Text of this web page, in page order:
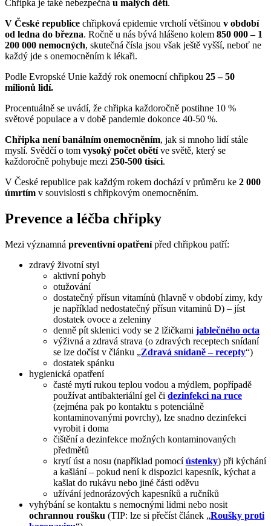
Chřipka je také nebezpečná u malých dětí.
V České republice chřipková epidemie vrcholí většinou v období
od ledna do března. Ročně u nás bývá hlášeno kolem 850 000 – 1
200 000 nemocných, skutečná čísla jsou však ještě vyšší, neboť ne
každý jde s onemocněním k lékaři.
Podle Evropské Unie každý rok onemocní chřipkou 25 – 50
milionů lidí.
Procentuálně se uvádí, že chřipka každoročně postihne 10 %
světové populace a v době pandemie dokonce 40-50 %.
Chřipka není banálním onemocněním, jak si mnoho lidí stále
myslí. Svědčí o tom vysoký počet obětíve světě, který se
každoročně pohybuje mezi 250-500 tisíci.
V České republice pak každým rokem dochází v průměru ke 2 000
úmrtím v souvislosti s chřipkovým onemocněním.
Prevence a léčba chřipky
Mezi významná preventivní opatřenípřed chřipkou patří:
zdravý životní styl
aktivní pohyb
otužování
dostatečný přísun vitamínů (hlavně v období zimy, kdy
je například nedostatečný přísun vitaminů D) – jíst
dostatek ovoce a zeleniny
denně pít sklenici vody se 2 lžičkami jablečného octa
výživná a zdravá strava (o zdravých receptech snídaní
se lze dočíst v článku „Zdravá snídaně – recepty“)
dostatek spánku
hygienická opatření
časté mytí rukou teplou vodou a mýdlem, popřípadě
používat antibakteriální gel či dezinfekci na ruce
(zejména pak po kontaktu s potenciálně
kontaminovanými povrchy), lze snadno dezinfekci
vyrobit i doma
čištění a dezinfekce možných kontaminovaných
předmětů
krytí úst a nosu (například pomocíústenky) při kýchání
a kašlání – pokud není k dispozici kapesník, kýchat a
kašlat do rukávu nebo jiné části oděvu
užívání jednorázových kapesníků a ručníků
vyhýbání se kontaktu s nemocnými lidmi nebo nosit
ochrannou roušku (TIP: lze si přečíst článek „Roušky proti